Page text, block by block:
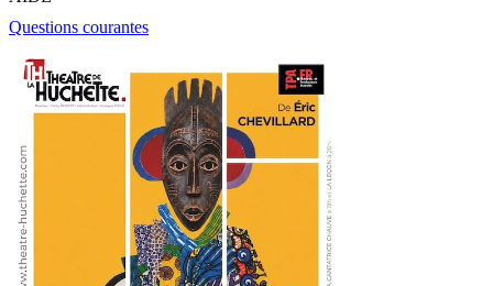
Questions courantes